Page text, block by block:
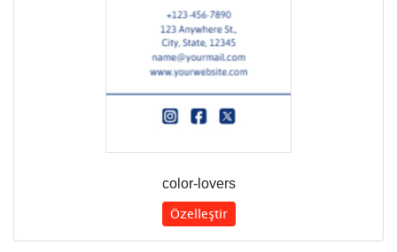
color-lovers
Özelleştir